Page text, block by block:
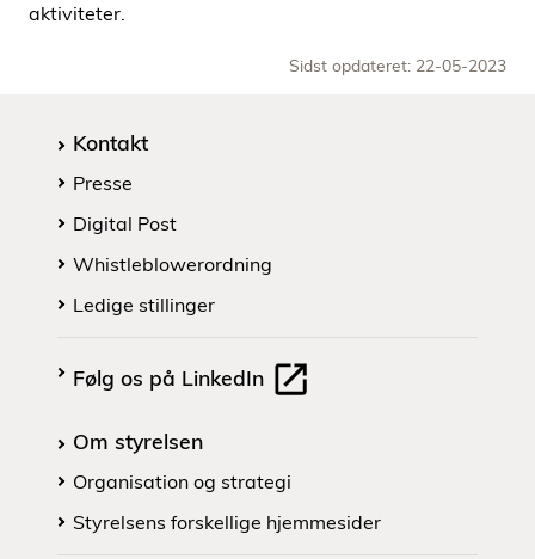
aktiviteter.
Sidst opdateret: 22-05-2023
Kontakt
Presse
Digital Post
Whistleblowerordning
Ledige stillinger
Følg os på LinkedIn
Om styrelsen
Organisation og strategi
Styrelsens forskellige hjemmesider